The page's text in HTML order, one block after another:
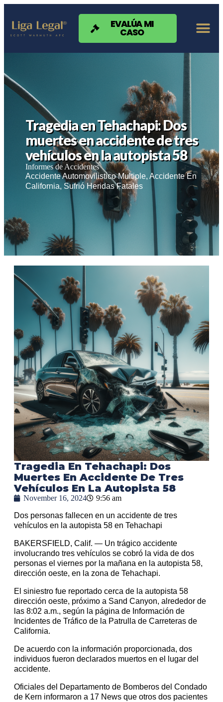
Nota:
sitio
web
accesibilidad.
EVALÚA MI
CASO
Tragedia en Tehachapi: Dos
muertes en accidente de tres
vehículos en la autopista 58
Informes de Accidentes
Accidente Automovilistico Multiple,Accidente En
California, Sufrió Heridas Fatales
Tragedia En Tehachapi: Dos
Muertes En Accidente De Tres
Vehículos En La Autopista 58
November 16, 2024 9:56 am
Dos personas fallecen en un accidente de tres
vehículos en la autopista 58 en Tehachapi
BAKERSFIELD, Calif. — Un trágico accidente
involucrando tres vehículos se cobró la vida de dos
personas el viernes por la mañana en la autopista 58,
dirección oeste, en la zona de Tehachapi.
El siniestro fue reportado cerca de la autopista 58
dirección oeste, próximo a Sand Canyon, alrededor de
las 8:02 a.m., según la página de Información de
Incidentes de Tráfico de la Patrulla de Carreteras de
California.
De acuerdo con la información proporcionada, dos
individuos fueron declarados muertos en el lugar del
accidente.
Oficiales del Departamento de Bomberos del Condado
de Kern informaron a 17 News que otros dos pacientes